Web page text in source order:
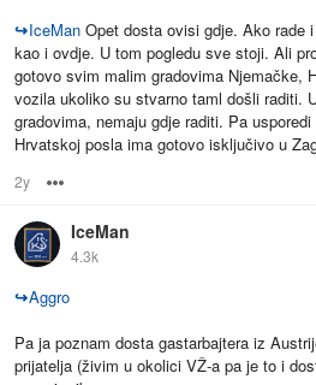
↪IceMan Opet dosta ovisi gdje. Ako rade
kao i ovdje. U tom pogledu sve stoji. Ali
gotovo svim malim gradovima Njemačke,
vozila ukoliko su stvarno taml došli raditi.
gradovima, nemaju gdje raditi. Pa
Hrvatskoj posla ima gotovo isključivo u
2y
IceMan
4.3k
↪Aggro
Pa ja poznam dosta gastarbajtera iz
prijatelja (živim u okolici VŽ-a pa je to i